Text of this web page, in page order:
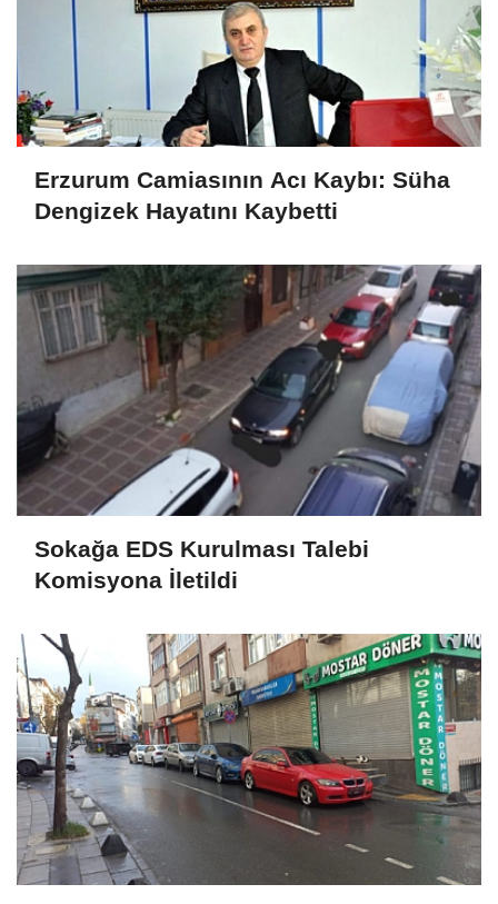
Erzurum Camiasının Acı Kaybı: Süha
Dengizek Hayatını Kaybetti
Sokağa EDS Kurulması Talebi
Komisyona İletildi